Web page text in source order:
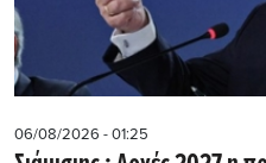
06/08/2026 - 01:25